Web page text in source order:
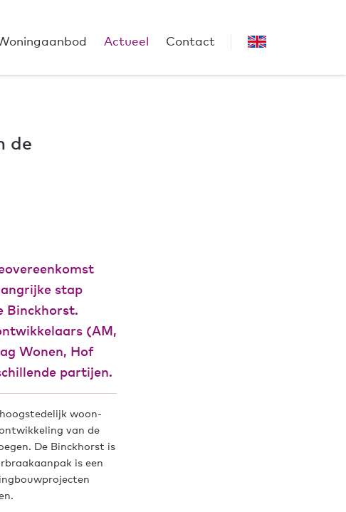
Actueel Contact
de
stap
Binckhorst.
(AM,
Wonen, Hof
partijen.
woon-
van de
De Binckhorst is
is een